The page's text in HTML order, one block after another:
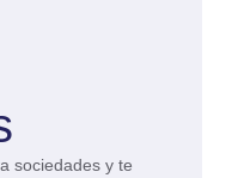
sociedades y te